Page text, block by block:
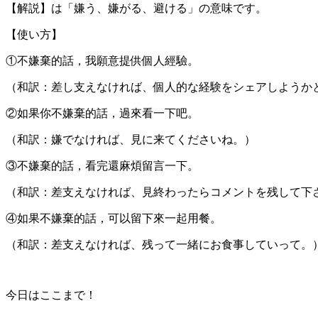
【解説】は「嫌う、嫌がる、避ける」の意味です。
【使い方】
①不嫌棄的話，我願意提供個人經驗。
（和訳：差し支えなければ、個人的な経験をシェアしようか
②如果你不嫌棄的話，過來看一下吧。
（和訳：嫌でなければ、見に来てくださいね。）
③不嫌棄的話，看完還麻煩留言一下。
（和訳：差支えなければ、見終わったらコメントを残して下
④如果不嫌棄的話，可以留下來一起用餐。
（和訳：差支えなければ、残って一緒にお食事していって。）
今日はここまで！